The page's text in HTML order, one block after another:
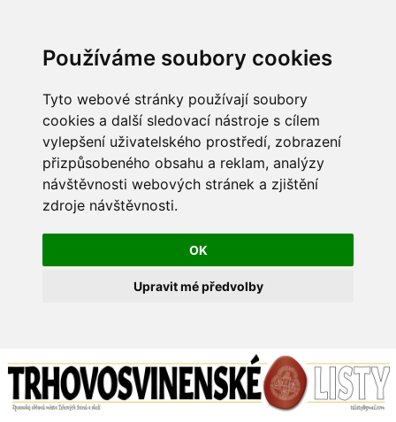
Používáme soubory cookies
Tyto webové stránky používají soubory
cookies a další sledovací nástroje s cílem
vylepšení uživatelského prostředí, zobrazení
přizpůsobeného obsahu a reklam, analýzy
návštěvnosti webových stránek a zjištění
zdroje návštěvnosti.
OK
Upravit mé předvolby